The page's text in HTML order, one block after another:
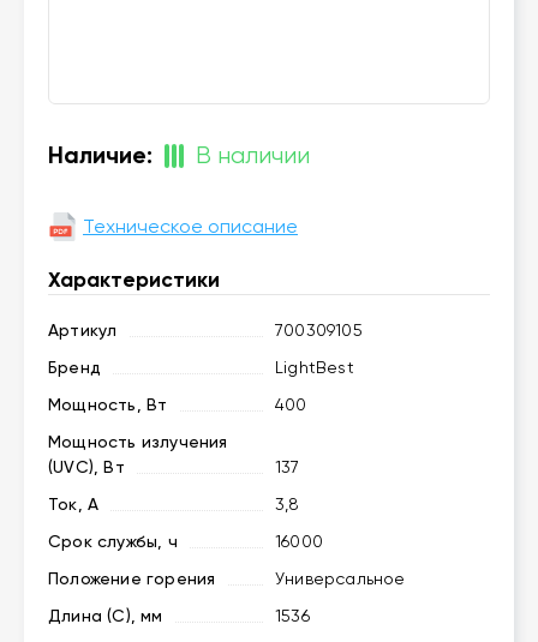
Наличие: В наличии
Техническое описание
Характеристики
Артикул
700309105
Бренд
LightBest
Мощность, Вт
400
Мощность излучения
(UVC), Вт
137
Ток, А
3,8
Срок службы, ч
16000
Положение горения
Универсальное
Длина (C), мм
1536